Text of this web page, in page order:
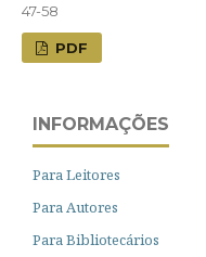
47-58
PDF
INFORMAÇÕES
Para Leitores
Para Autores
Para Bibliotecários